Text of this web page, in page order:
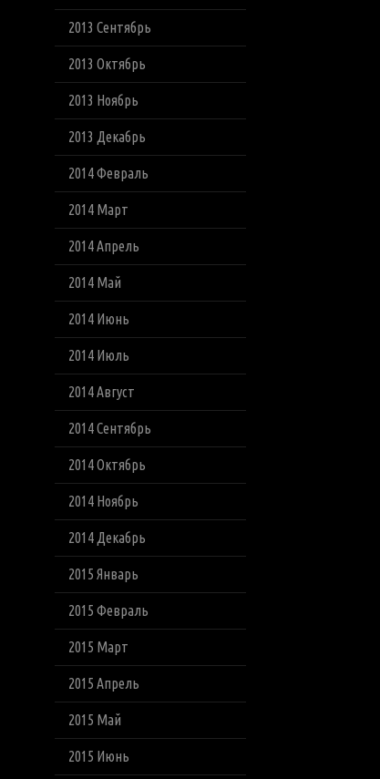
2013 Сентябрь
2013 Октябрь
2013 Ноябрь
2013 Декабрь
2014 Февраль
2014 Март
2014 Апрель
2014 Май
2014 Июнь
2014 Июль
2014 Август
2014 Сентябрь
2014 Октябрь
2014 Ноябрь
2014 Декабрь
2015 Январь
2015 Февраль
2015 Март
2015 Апрель
2015 Май
2015 Июнь